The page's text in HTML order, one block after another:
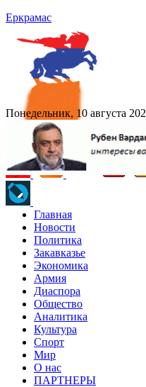
Еркрамас
Понедельник, 10 августа
Главная
Новости
Политика
Закавказье
Экономика
Армия
Диаспора
Общество
Аналитика
Культура
Спорт
Мир
О нас
ПАРТНЕРЫ